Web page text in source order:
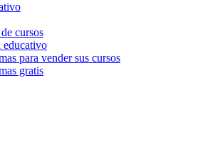
cursos
educativo
para vender sus cursos
gratis